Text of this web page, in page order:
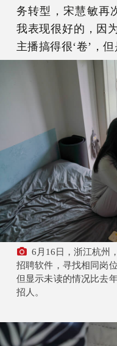
务转型，宋慧敏再
我表现很好的，因
主播搞得很‘卷’，
6月16日，浙江杭州
招聘软件，寻找相同岗
但显示未读的情况比去
招人。